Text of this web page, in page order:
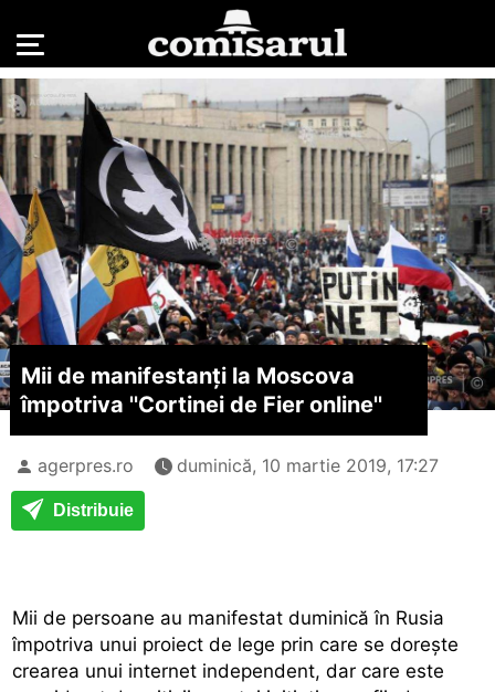
Mii de manifestanţi la Moscova
împotriva ''Cortinei de Fier online''
agerpres.ro duminică, 10 martie 2019, 17:27
Distribuie
Mii de persoane au manifestat duminică în Rusia
împotriva unui proiect de lege prin care se doreşte
crearea unui internet independent, dar care este